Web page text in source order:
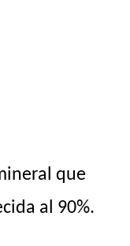
que
al 90%.